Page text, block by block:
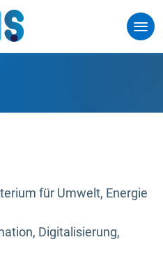
für Umwelt, Energie
Digitalisierung,